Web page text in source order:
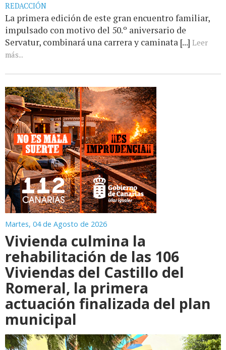
REDACCIÓN
La primera edición de este gran encuentro familiar,
impulsado con motivo del 50.º aniversario de
Servatur, combinará una carrera y caminata [...] Leer
más...
Martes, 04 de Agosto de 2026
Vivienda culmina la
rehabilitación de las 106
Viviendas del Castillo del
Romeral, la primera
actuación finalizada del plan
municipal